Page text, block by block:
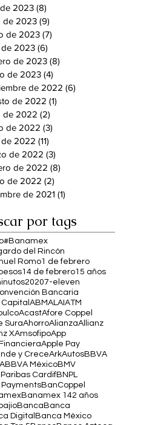
2023 (8)
de 2023 (9)
de 2023 (7)
2023 (6)
de 2023 (8)
de 2023 (4)
de 2022 (6)
de 2022 (1)
de 2022 (2)
de 2022 (3)
2022 (11)
de 2022 (3)
de 2022 (8)
de 2022 (2)
de 2021 (1)
por tags
#Banamex
del Rincón
Romo1 de febrero
14 de febrero15 años
20207-eleven
Bancaria
ABMALAIATM
AcastAfore Coppel
SuraAhorroAlianzaAllianz
XAmsofipoApp
Apple Pay
y CreceArkAutosBBVA
BBVA MéxicoBMV
Paribas CardifBNPL
PaymentsBanCoppel
Banamex 142 años
BancaBanca
Digital Banca México